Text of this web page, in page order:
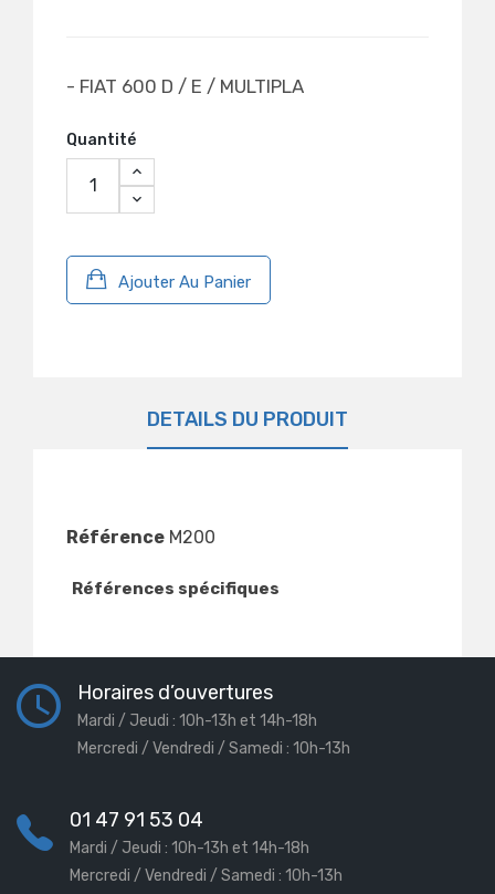
- FIAT 600 D / E / MULTIPLA
Quantité
Ajouter Au Panier
DÉTAILS DU PRODUIT
Référence M200
Références spécifiques
Horaires d’ouvertures
Mardi / Jeudi : 10h-13h et 14h-18h
Mercredi / Vendredi / Samedi : 10h-13h
01 47 91 53 04
Mardi / Jeudi : 10h-13h et 14h-18h
Mercredi / Vendredi / Samedi : 10h-13h